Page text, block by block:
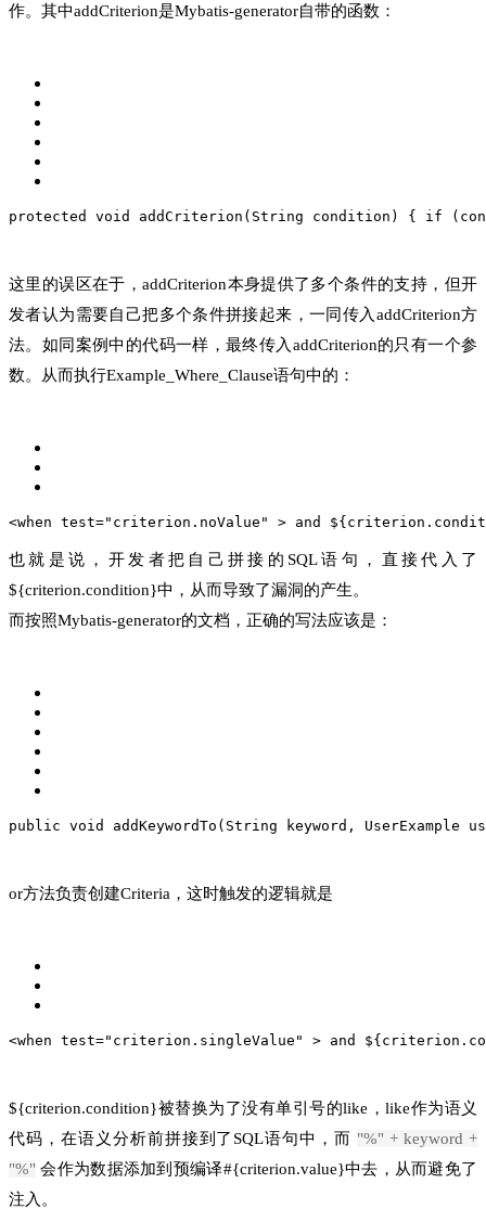
作。其中addCriterion是Mybatis-generator自带的函数：
protected void addCriterion(String condition) { if
这里的误区在于，addCriterion本身提供了多个条件的支持，但开
发者认为需要自己把多个条件拼接起来，一同传入addCriterion方
法。如同案例中的代码一样，最终传入addCriterion的只有一个参
数。从而执行Example_Where_Clause语句中的：
<when test="criterion.noValue" > and
也就是说，开发者把自己拼接的SQL语句，直接代入了
${criterion.condition}中，从而导致了漏洞的产生。
而按照Mybatis-generator的文档，正确的写法应该是：
public void addKeywordTo(String keyword, UserExample
or方法负责创建Criteria，这时触发的逻辑就是
<when test="criterion.singleValue" > and
${criterion.condition}被替换为了没有单引号的like，like作为语义
代码，在语义分析前拼接到了SQL语句中，而 "%" + keyword +
"%" 会作为数据添加到预编译#{criterion.value}中去，从而避免了
注入。